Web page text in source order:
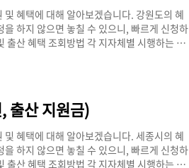
혜택에 대해 알아보겠습니다. 강원도의 혜
하지 않으면 놓칠 수 있으니, 빠르게 신청하
산 혜택 조회방법 각 지자체별 시행하는 지
합니다. 2. 상단 메뉴에 있는 복지서비스를
록상 등록되어 있는 현재 거주지역을..
출산 지원금)
혜택에 대해 알아보겠습니다. 세종시의 혜
하지 않으면 놓칠 수 있으니, 빠르게 신청하
산 혜택 조회방법 각 지자체별 시행하는 지